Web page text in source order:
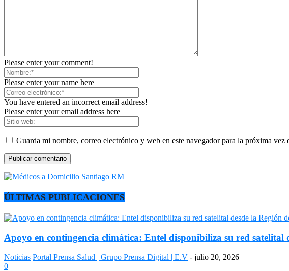
Please enter your comment!
Please enter your name here
You have entered an incorrect email address!
Please enter your email address here
Guarda mi nombre, correo electrónico y web en este navegador para la próxima vez
ÚLTIMAS PUBLICACIONES
Apoyo en contingencia climática: Entel disponibiliza su red satelital
Noticias Portal Prensa Salud | Grupo Prensa Digital | E.V - julio 20, 2026
0